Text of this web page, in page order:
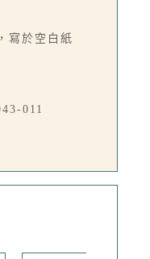
寫於空白紙
011